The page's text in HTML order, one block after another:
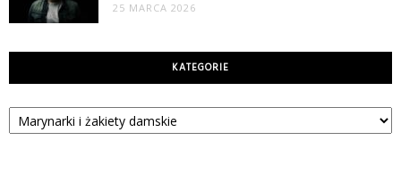
25 MARCA 2026
KATEGORIE
Kategorie